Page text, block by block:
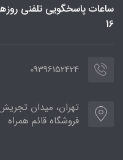
16
09396152424
فروشگاه قائم همراه